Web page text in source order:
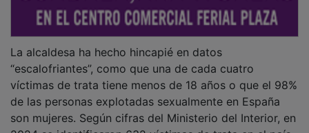
“escalofriantes”, como que una de cada cuatro
víctimas de trata tiene menos de 18 años o que el 98%
de las personas explotadas sexualmente en España
son mujeres. Según cifras del Ministerio del Interior, en
2024 se identificaron 632 víctimas de trata en el país,